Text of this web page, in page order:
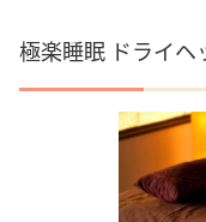
極楽睡眠 ドライヘ